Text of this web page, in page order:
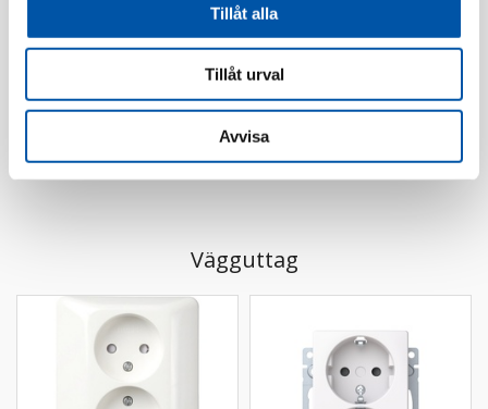
Tillåt alla
Tillåt urval
Avvisa
ELKO One ram 1-fack
Läs mer
Elko
ELKO One väggutt 2-
Läs mer
Vägguttag